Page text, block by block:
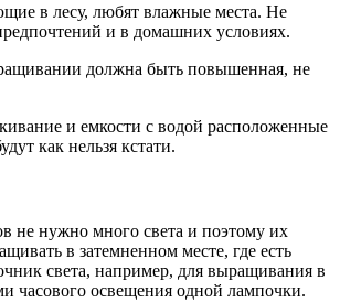
в лесу, любят влажные места. Не
и в домашних условиях.
должна быть повышенная, не
и емкости с водой расположенные
как нельзя кстати.
не нужно много света и поэтому их
в затемненном месте, где есть
света, например, для выращивания в
часового освещения одной лампочки.